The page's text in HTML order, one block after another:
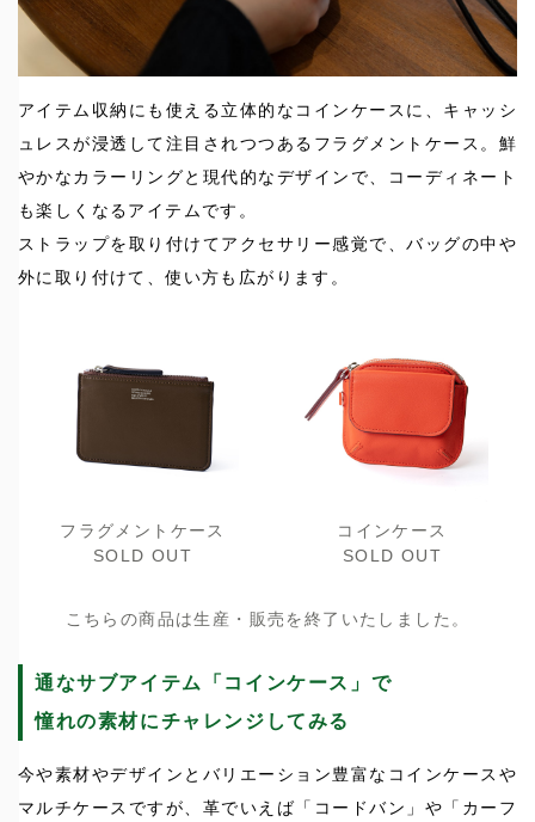
アイテム収納にも使える立体的なコインケースに、キャッシ
ュレスが浸透して注目されつつあるフラグメントケース。鮮
やかなカラーリングと現代的なデザインで、コーディネート
も楽しくなるアイテムです。
ストラップを取り付けてアクセサリー感覚で、バッグの中や
外に取り付けて、使い方も広がります。
フラグメントケース
SOLD OUT
コインケース
SOLD OUT
こちらの商品は生産・販売を終了いたしました。
通なサブアイテム「コインケース」で
憧れの素材にチャレンジしてみる
今や素材やデザインとバリエーション豊富なコインケースや
マルチケースですが、革でいえば「コードバン」や「カーフ